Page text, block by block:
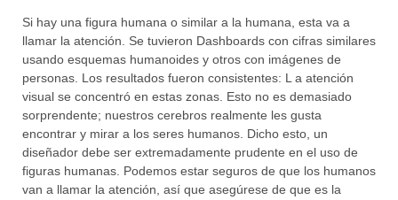
Si hay una figura humana o similar a la humana, esta va a
llamar la atención. Se tuvieron Dashboards con cifras similares
usando esquemas humanoides y otros con imágenes de
personas. Los resultados fueron consistentes: L a atención
visual se concentró en estas zonas. Esto no es demasiado
sorprendente; nuestros cerebros realmente les gusta
encontrar y mirar a los seres humanos. Dicho esto, un
diseñador debe ser extremadamente prudente en el uso de
figuras humanas. Podemos estar seguros de que los humanos
van a llamar la atención, así que asegúrese de que es la